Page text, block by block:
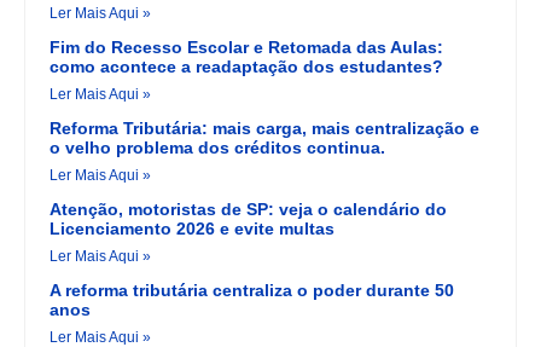
Ler Mais Aqui »
Fim do Recesso Escolar e Retomada das Aulas:
como acontece a readaptação dos estudantes?
Ler Mais Aqui »
Reforma Tributária: mais carga, mais centralização e
o velho problema dos créditos continua.
Ler Mais Aqui »
Atenção, motoristas de SP: veja o calendário do
Licenciamento 2026 e evite multas
Ler Mais Aqui »
A reforma tributária centraliza o poder durante 50
anos
Ler Mais Aqui »